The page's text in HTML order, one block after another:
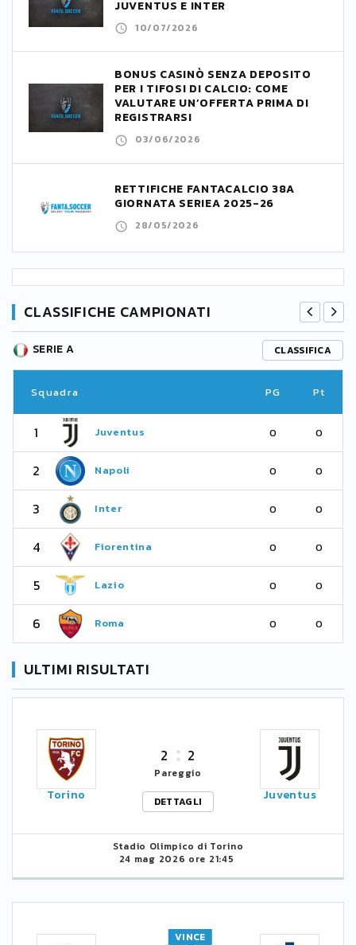
JUVENTUS E INTER
10/07/2026
BONUS CASINÒ SENZA DEPOSITO
PER I TIFOSI DI CALCIO: COME
VALUTARE UN’OFFERTA PRIMA DI
REGISTRARSI
03/06/2026
RETTIFICHE FANTACALCIO 38A
GIORNATA SERIEA 2025-26
28/05/2026
CLASSIFICHE CAMPIONATI
SERIE A CLASSIFICA
Squadra PG Pt
1 Juventus 0 0
2 Napoli 0 0
3 Inter 0 0
4 Fiorentina 0 0
5 Lazio 0 0
6 Roma 0 0
ULTIMI RISULTATI
Torino
2 2
Pareggio
DETTAGLI
Juventus
Stadio Olimpico di Torino
24 mag 2026 ore 21:45
VINCE